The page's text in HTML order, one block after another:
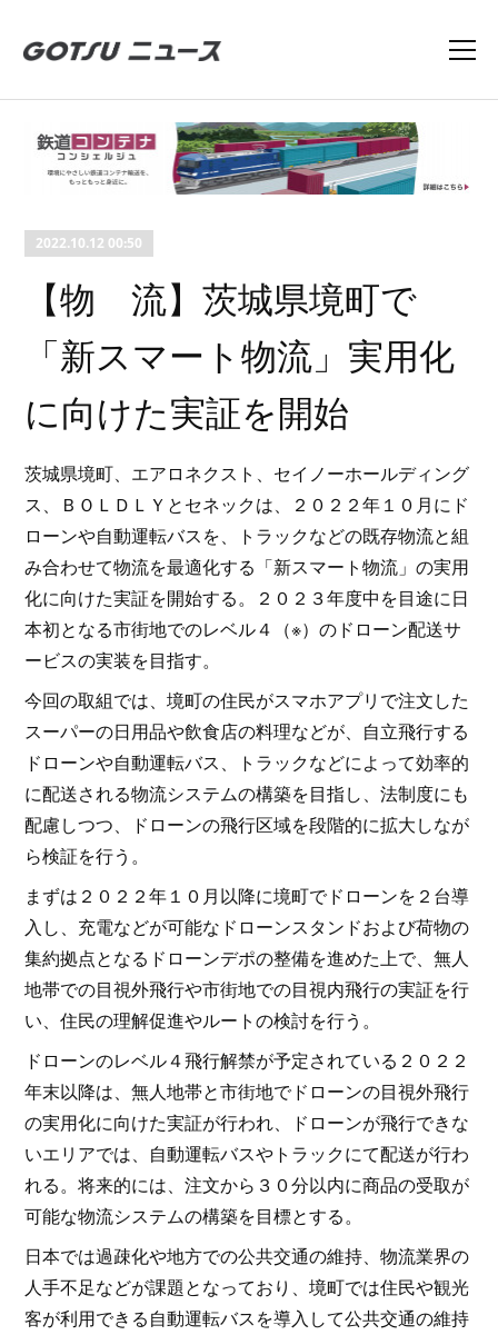
2022.10.12 00:50
【物 流】茨城県境町で
「新スマート物流」実用化
に向けた実証を開始
茨城県境町、エアロネクスト、セイノーホールディング
ス、ＢＯＬＤＬＹとセネックは、２０２２年１０月にド
ローンや自動運転バスを、トラックなどの既存物流と組
み合わせて物流を最適化する「新スマート物流」の実用
化に向けた実証を開始する。２０２３年度中を目途に日
本初となる市街地でのレベル４（※）のドローン配送サ
ービスの実装を目指す。
今回の取組では、境町の住民がスマホアプリで注文した
スーパーの日用品や飲食店の料理などが、自立飛行する
ドローンや自動運転バス、トラックなどによって効率的
に配送される物流システムの構築を目指し、法制度にも
配慮しつつ、ドローンの飛行区域を段階的に拡大しなが
ら検証を行う。
まずは２０２２年１０月以降に境町でドローンを２台導
入し、充電などが可能なドローンスタンドおよび荷物の
集約拠点となるドローンデポの整備を進めた上で、無人
地帯での目視外飛行や市街地での目視内飛行の実証を行
い、住民の理解促進やルートの検討を行う。
ドローンのレベル４飛行解禁が予定されている２０２２
年末以降は、無人地帯と市街地でドローンの目視外飛行
の実用化に向けた実証が行われ、ドローンが飛行できな
いエリアでは、自動運転バスやトラックにて配送が行わ
れる。将来的には、注文から３０分以内に商品の受取が
可能な物流システムの構築を目標とする。
日本では過疎化や地方での公共交通の維持、物流業界の
人手不足などが課題となっており、境町では住民や観光
客が利用できる自動運転バスを導入して公共交通の維持